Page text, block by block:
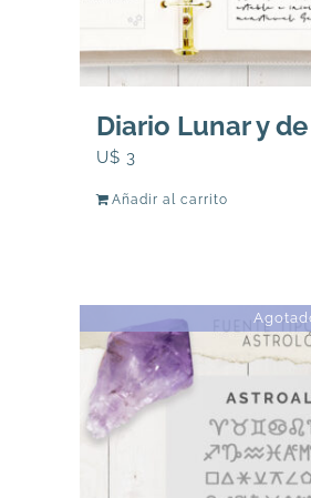
Diario Lunar y
U$ 3
Añadir al carrito